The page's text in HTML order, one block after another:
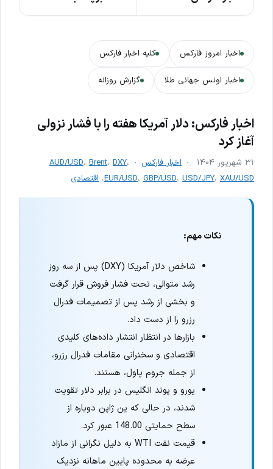
اخبار امروز فارکس کلیه اخبار فارکس
اخبار اونس جهانی طلا گزارش روزانه
اخبار فارکس: دلار آمریکا هفته را با فشار نزولی
آغاز کرد
۳۱ شهریور ۱۴۰۴ اخبار فارکس AUD/USD، Brent، DXY،
EUR/USD، GBP/USD، USD/JPY، XAU/USD ، اقتصادی
نکات مهم:
شاخص دلار آمریکا (DXY) پس از سه روز
رشد متوالی، تحت فشار فروش قرار گرفت
و بخشی از رشد پس از تصمیمات فدرال
رزرو را از دست داد.
بازارها در انتظار انتشار داده‌های کلیدی
اقتصادی و سخنرانی مقامات فدرال رزرو،
از جمله جروم پاول، هستند.
یورو و پوند انگلیس در برابر دلار تقویت
شدند، در حالی که ین ژاپن دوباره از
سطح حمایتی 148.00 عبور کرد.
قیمت نفت WTI به دلیل نگرانی از مازاد
عرضه به محدوده پایین ماهانه نزدیک